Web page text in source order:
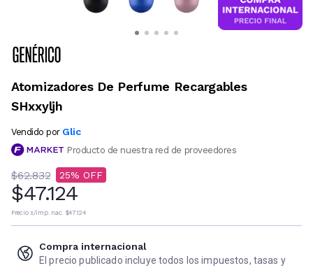
Atomizadores De Perfume Recargables
SHxxyljh
Vendido por Glic
Producto de nuestra red de proveedores
$62.832 25
$47.124
Precio s/imp. nac. $47.124
Compra internacional
El precio publicado incluye todos los impuestos, tasas y